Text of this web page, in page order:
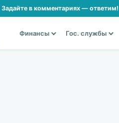
Задайте в комментариях — ответим!
Финансы Гос. службы